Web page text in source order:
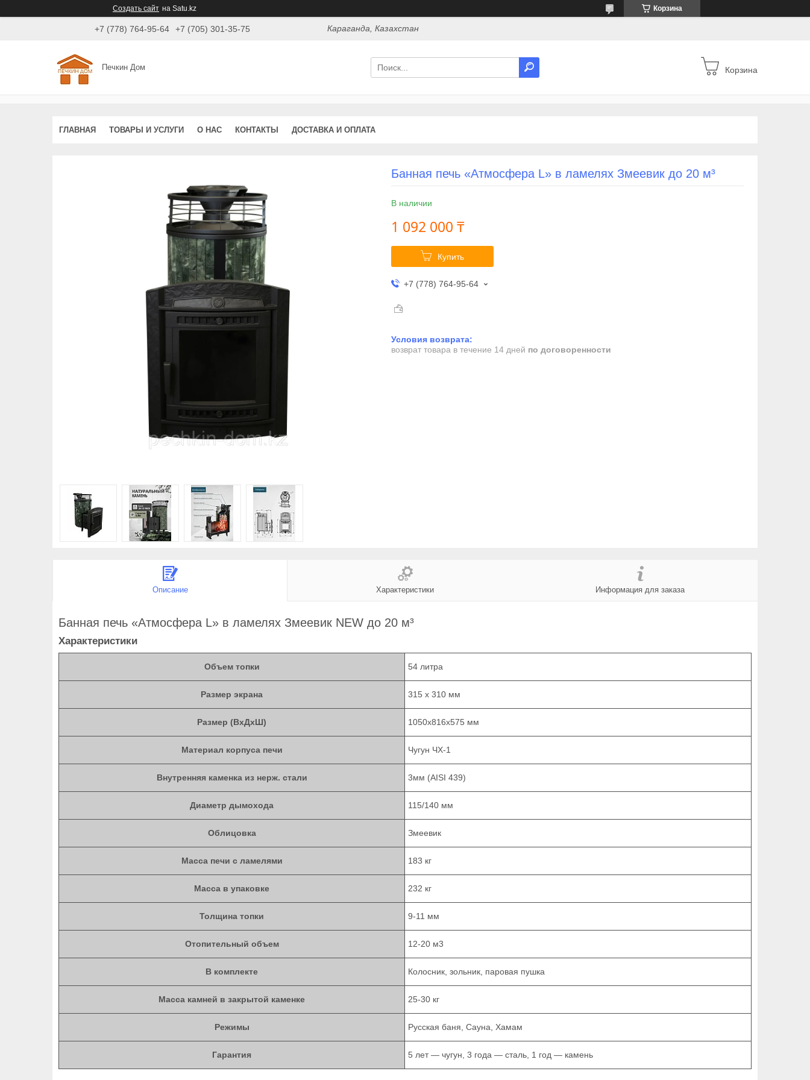
Создать сайт на Satu.kz Корзина
+7 (778) 764-95-64 +7 (705) 301-35-75 Караганда, Казахстан
Печкин Дом Корзина
ГЛАВНАЯ ТОВАРЫ И УСЛУГИ О НАС КОНТАКТЫ ДОСТАВКА И ОПЛАТА
Банная печь «Атмосфера L» в ламелях Змеевик до 20 м³
В наличии
1 092 000 ₸
Купить
+7 (778) 764-95-64
возврат товара в течение 14 дней по договоренности
Описание Характеристики Информация для заказа
Банная печь «Атмосфера L» в ламелях Змеевик NEW до 20 м³
Характеристики
Объем топки 54 литра
Размер экрана 315 х 310 мм
Размер (ВхДхШ) 1050х816х575 мм
Материал корпуса печи Чугун ЧХ-1
Внутренняя каменка из нерж. стали 3мм (AISI 439)
Диаметр дымохода 115/140 мм
Облицовка Змеевик
Масса печи с ламелями 183 кг
Масса в упаковке 232 кг
Толщина топки 9-11 мм
Отопительный объем 12-20 м3
В комплекте Колосник, зольник, паровая пушка
Масса камней в закрытой каменке 25-30 кг
Режимы Русская баня, Сауна, Хамам
Гарантия 5 лет — чугун, 3 года — сталь, 1 год — камень